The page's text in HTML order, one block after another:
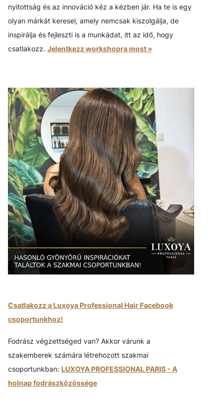
nyitottság és az innováció kéz a kézben jár. Ha te is egy
olyan márkát keresel, amely nemcsak kiszolgálja, de
inspirálja és fejleszti is a munkádat, itt az idő, hogy
csatlakozz. Jelentkezz workshopra most »
Csatlakozz a Luxoya Professional Hair Facebook
csoportunkhoz!
Fodrász végzettséged van? Akkor várunk a
szakemberek számára létrehozott szakmai
csoportunkban: LUXOYA PROFESSIONAL PARIS - A
holnap fodrászközössége